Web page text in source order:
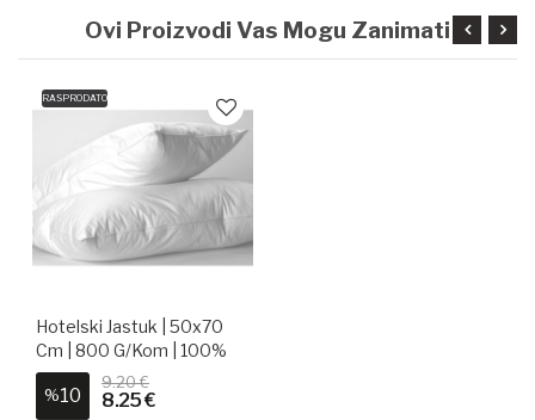
Ovi Proizvodi Vas Mogu Zanimati
RASPRODATO
Hotelski Jastuk | 50x70
Cm | 800 G/kom | 100%
Pamuk
%10
9.20 €
8.25 €